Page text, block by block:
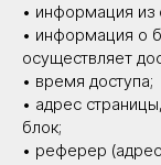
• информация из
• информация о
осуществляет
• время доступа;
• адрес
блок;
• реферер